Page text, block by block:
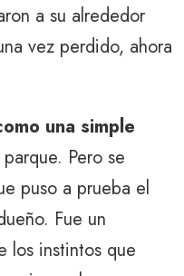
a su alrededor
vez perdido, ahora
una simple
Pero se
puso a prueba el
Fue un
los instintos que